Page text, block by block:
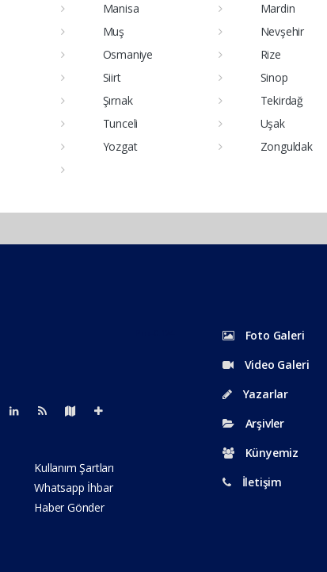
Manisa Mardin
Muş Nevşehir
Osmaniye Rize
Siirt Sinop
Şırnak Tekirdağ
Tunceli Uşak
Yozgat Zonguldak
Kullanım Şartları
Whatsapp İhbar
Haber Gönder
Foto Galeri
Video Galeri
Yazarlar
Arşivler
Künyemiz
İletişim